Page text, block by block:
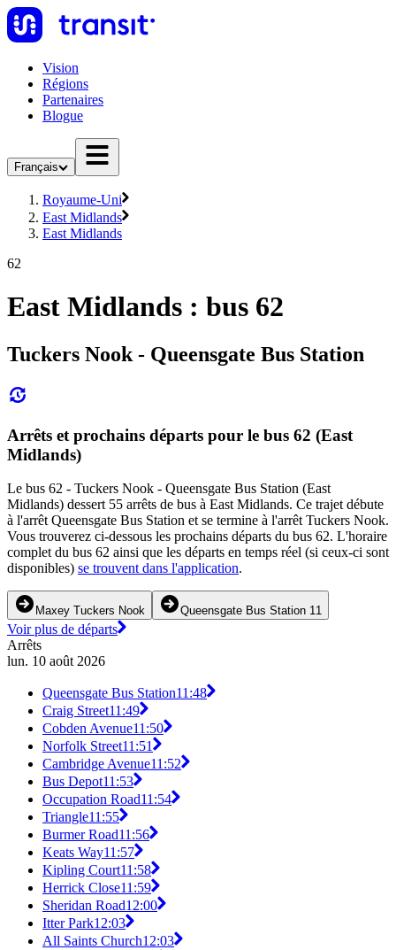
Vision
Régions
Partenaires
Blogue
Français
Royaume-Uni
East Midlands
East Midlands
62
East Midlands : bus 62
Tuckers Nook - Queensgate Bus Station
Arrêts et prochains départs pour le bus 62 (East
Midlands)
Le bus 62 - Tuckers Nook - Queensgate Bus Station (East
Midlands) dessert 55 arrêts de bus à East Midlands. Ce trajet débute
à l'arrêt Queensgate Bus Station et se termine à l'arrêt Tuckers Nook.
Vous trouverez ci-dessous les prochains départs du bus 62. L'horaire
complet du bus 62 ainsi que les départs en temps réel (si ceux-ci sont
disponibles) se trouvent dans l'application.
Maxey Tuckers Nook Queensgate Bus Station 11
Voir plus de départs
Arrêts
lun. 10 août 2026
Queensgate Bus Station11:48
Craig Street11:49
Cobden Avenue11:50
Norfolk Street11:51
Cambridge Avenue11:52
Bus Depot11:53
Occupation Road11:54
Triangle11:55
Burmer Road11:56
Keats Way11:57
Kipling Court11:58
Herrick Close11:59
Sheridan Road12:00
Itter Park12:03
All Saints Church12:03